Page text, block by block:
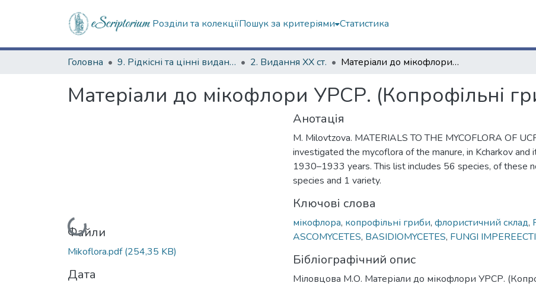
Розділи та колекціїПошук за критеріями Статистика
Головна 9. Рідкісні та цінні видання 2. Видання ХХ ст. Матеріали до мікофлори УРСР. (Копрофільні гриби)
Матеріали до мікофлори УРСР. (Копрофільні
Вантажиться...
Файли
Mikoflora.pdf(254,35 KB)
Дата
Анотація
M. Milovtzova. MATERIALS TO THE MYCOFLORA OF
investigated the mycoflora of the manure, in Kcharkov and
1930–1933 years. This list includes 56 species, of these
species and 1 variety.
Ключові слова
мікофлора, копрофільні гриби, флористичний склад,
ASCOMYCETES, BASIDIOMYCETES, FUNGI IMPEREECTI
Бібліографічний опис
Міловцова М.О. Матеріали до мікофлори УРСР.